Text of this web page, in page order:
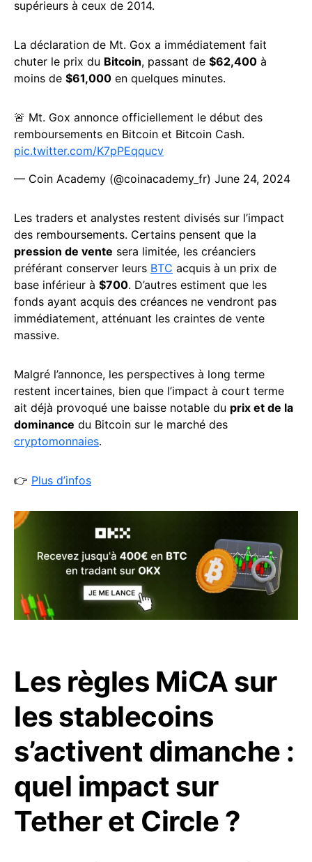
supérieurs à ceux de 2014.
La déclaration de Mt. Gox a immédiatement fait
chuter le prix du Bitcoin, passant de $62,400 à
moins de $61,000 en quelques minutes.
🚨 Mt. Gox annonce officiellement le début des
remboursements en Bitcoin et Bitcoin Cash.
pic.twitter.com/K7pPEqqucv
— Coin Academy (@coinacademy_fr) June 24, 2024
Les traders et analystes restent divisés sur l’impact
des remboursements. Certains pensent que la
pression de vente sera limitée, les créanciers
préférant conserver leurs BTC acquis à un prix de
base inférieur à $700. D’autres estiment que les
fonds ayant acquis des créances ne vendront pas
immédiatement, atténuant les craintes de vente
massive.
Malgré l’annonce, les perspectives à long terme
restent incertaines, bien que l’impact à court terme
ait déjà provoqué une baisse notable du prix et de la
dominance du Bitcoin sur le marché des
cryptomonnaies.
👉 Plus d’infos
Les règles MiCA sur
les stablecoins
s’activent dimanche :
quel impact sur
Tether et Circle ?